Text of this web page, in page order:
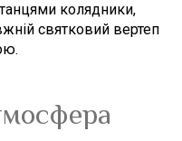
колядники,
святковий вертеп